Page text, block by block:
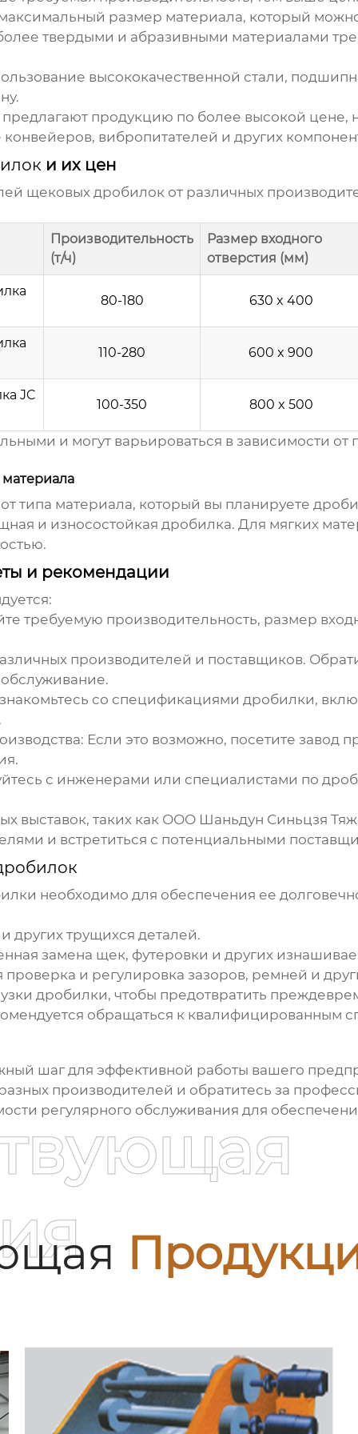
размер материала, который можно
твердыми и абразивными материалами
высококачественной стали,
продукцию по более высокой цене,
вибропитателей и других
и их цен
щековых дробилокот различных
Производительность
(т/ч)
Размер входного
отверстия (мм)
80-180 630 x 400
110-280 600 x 900
JC
100-350 800 x 500
и могут варьироваться в зависимости от
типа материала, который вы планируете
и износостойкая дробилка. Для мягких
и рекомендации
требуемую производительность, размер
производителей и поставщиков.
со спецификациями дробилки,
Если это возможно, посетите завод
с инженерами или специалистами по
выставок, таких как ООО Шаньдун Синьцзя
и встретиться с потенциальными
необходимо для обеспечения ее
других трущихся деталей.
замена щек, футеровки и других
и регулировка зазоров, ремней и
дробилки, чтобы предотвратить
обращаться к квалифицированным
шаг для эффективной работы вашего
производителей и обратитесь за
регулярного обслуживания для